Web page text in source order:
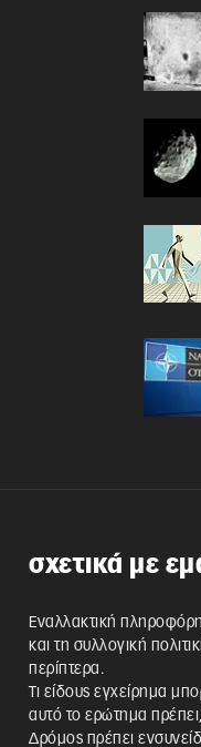
σχετικά με
Εναλλακτική
και τη συλλογική
περίπτερα.
Τι είδους εγχείρημα
αυτό το ερώτημα
Δρόμος πρέπει